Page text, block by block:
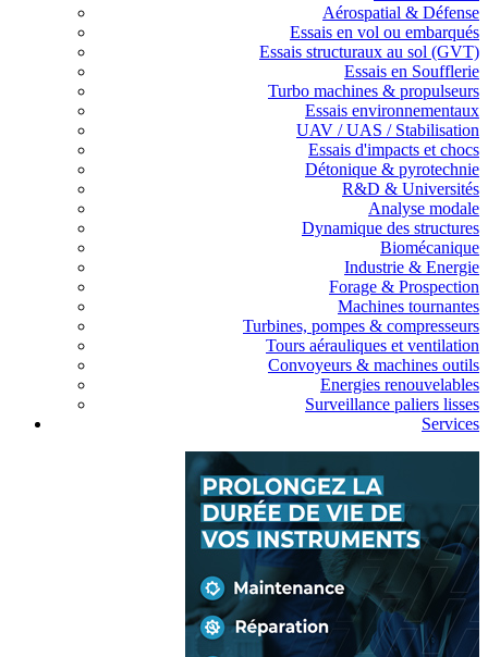
Aérospatial & Défense
Essais en vol ou embarqués
Essais structuraux au sol (GVT)
Essais en Soufflerie
Turbo machines & propulseurs
Essais environnementaux
UAV / UAS / Stabilisation
Essais d'impacts et chocs
Détonique & pyrotechnie
R&D & Universités
Analyse modale
Dynamique des structures
Biomécanique
Industrie & Energie
Forage & Prospection
Machines tournantes
Turbines, pompes & compresseurs
Tours aérauliques et ventilation
Convoyeurs & machines outils
Energies renouvelables
Surveillance paliers lisses
Services